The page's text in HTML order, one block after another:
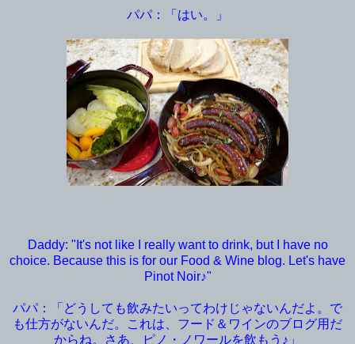
パパ：「はい。」
Daddy: "It's not like I really want to drink, but I have no
choice. Because this is for our Food & Wine blog. Let's have
Pinot Noir♪"
パパ：「どうしても飲みたいってわけじゃないんだよ。で
も仕方がないんだ。これは、フード＆ワインのブログ用だ
からね。さあ、ピノ・ノワールを飲もう♪」